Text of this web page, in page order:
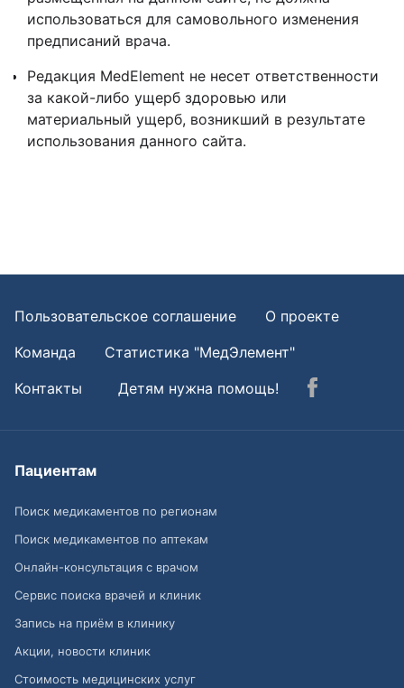
использоваться для самовольного изменения
предписаний врача.
Редакция MedElement не несет ответственности
за какой-либо ущерб здоровью или
материальный ущерб, возникший в результате
использования данного сайта.
Пользовательское соглашение
О проекте
Команда
Статистика "МедЭлемент"
Контакты
Детям нужна помощь!
Пациентам
Поиск медикаментов по регионам
Поиск медикаментов по аптекам
Онлайн-консультация с врачом
Сервис поиска врачей и клиник
Запись на приём в клинику
Акции, новости клиник
Стоимость медицинских услуг